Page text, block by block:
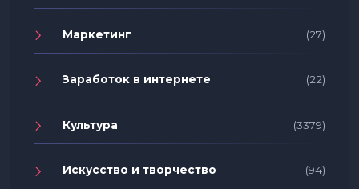
Маркетинг (27)
Заработок в интернете (22)
Культура (3379)
Искусство и творчество (94)